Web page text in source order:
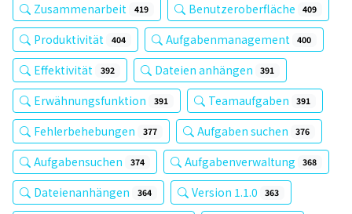
Zusammenarbeit 419 Benutzeroberfläche 409
Produktivität 404 Aufgabenmanagement 400
Effektivität 392 Dateien anhängen 391
Erwähnungsfunktion 391 Teamaufgaben 391
Fehlerbehebungen 377 Aufgaben suchen 376
Aufgabensuchen 374 Aufgabenverwaltung 368
Dateienanhängen 364 Version 1.1.0 363